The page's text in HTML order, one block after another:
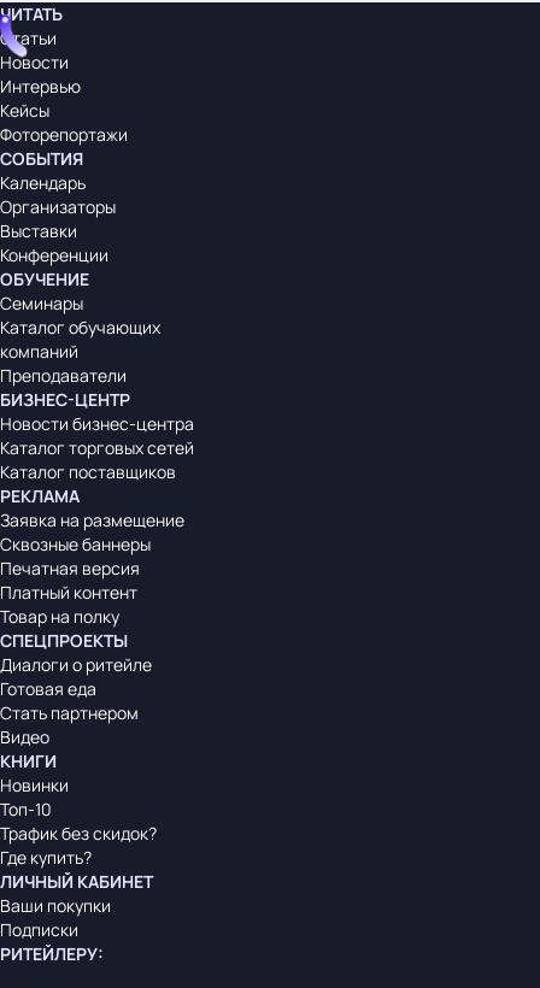
ЧИТАТЬ
Статьи
Новости
Интервью
Кейсы
Фоторепортажи
СОБЫТИЯ
Календарь
Организаторы
Выставки
Конференции
ОБУЧЕНИЕ
Семинары
Каталог обучающих
компаний
Преподаватели
БИЗНЕС-ЦЕНТР
Новости бизнес-центра
Каталог торговых сетей
Каталог поставщиков
РЕКЛАМА
Заявка на размещение
Сквозные баннеры
Печатная версия
Платный контент
Товар на полку
СПЕЦПРОЕКТЫ
Диалоги о ритейле
Готовая еда
Стать партнером
Видео
КНИГИ
Новинки
Топ-10
Трафик без скидок?
Где купить?
ЛИЧНЫЙ КАБИНЕТ
Ваши покупки
Подписки
РИТЕЙЛЕРУ: